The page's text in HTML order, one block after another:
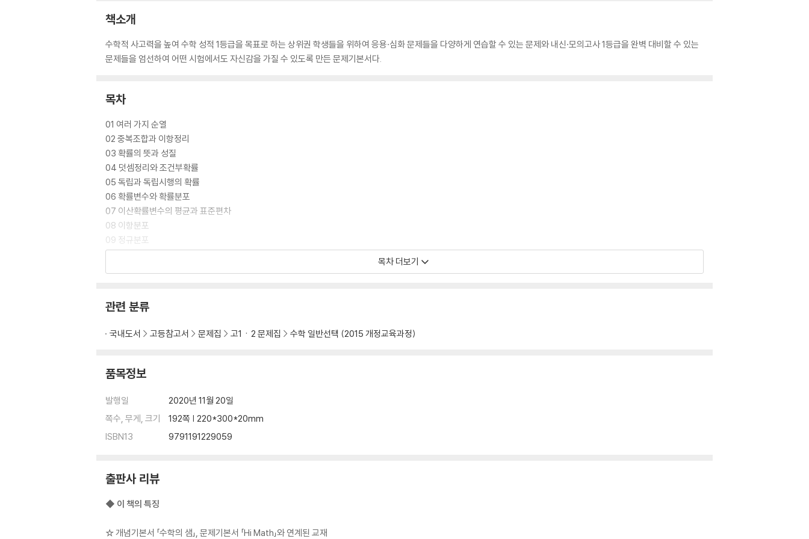
책소개
수학적 사고력을 높여 수학 성적 1등급을 목표로 하는 상위권 학생들을 위하여 응용·심화 문제들을 다양하게 연습할 수 있는 문제와 내신·모의고사 1등급을 완벽 대비할 수 있는
문제들을 엄선하여 어떤 시험에서도 자신감을 가질 수 있도록 만든 문제기본서다.
목차
01 여러 가지 순열
02 중복조합과 이항정리
03 확률의 뜻과 성질
04 덧셈정리와 조건부확률
05 독립과 독립시행의 확률
06 확률변수와 확률분포
07 이산확률변수의 평균과 표준편차
08 이항분포
09 정규분포
10 표본평균의 분포
목차 더보기
관련 분류
국내도서 고등참고서 문제집 고1ㆍ2 문제집 수학 일반선택 (2015 개정교육과정)
품목정보
발행일
2020년 11월 20일
쪽수, 무게, 크기
192쪽 | 220*300*20mm
ISBN13
9791191229059
출판사 리뷰
◆ 이 책의 특징
☆ 개념기본서 「수학의 샘」, 문제기본서 「Hi Math」와 연계된 교재